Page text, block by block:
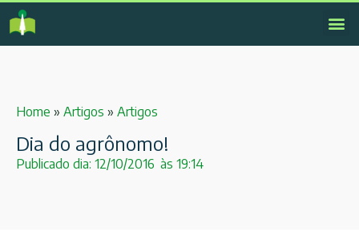
Home » Artigos » Artigos
Dia do agrônomo!
Publicado dia: 12/10/2016 às 19:14